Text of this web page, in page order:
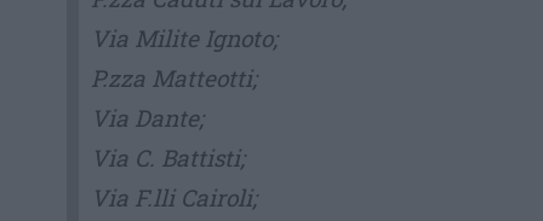
Via Milite Ignoto;
P.zza Matteotti;
Via Dante;
Via C. Battisti;
Via F.lli Cairoli;